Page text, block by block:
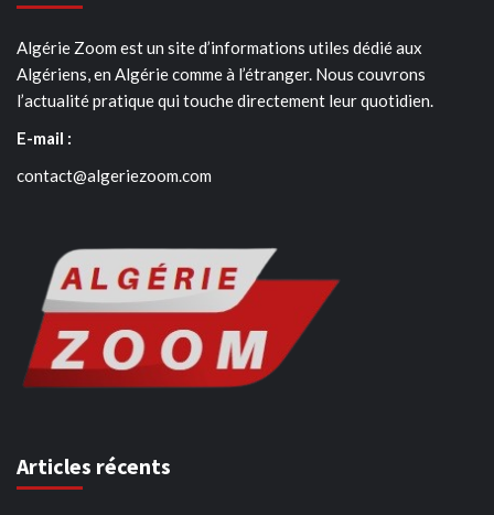
Algérie Zoom est un site d’informations utiles dédié aux
Algériens, en Algérie comme à l’étranger. Nous couvrons
l’actualité pratique qui touche directement leur quotidien.
E-mail :
contact@algeriezoom.com
Articles récents